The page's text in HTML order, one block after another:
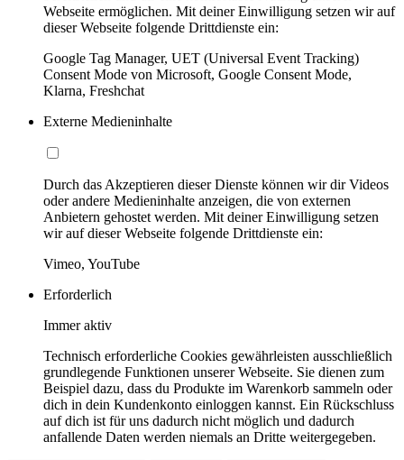
Webseite ermöglichen. Mit deiner Einwilligung setzen wir auf
dieser Webseite folgende Drittdienste ein:
Google Tag Manager, UET (Universal Event Tracking)
Consent Mode von Microsoft, Google Consent Mode,
Klarna, Freshchat
Externe Medieninhalte
Durch das Akzeptieren dieser Dienste können wir dir Videos
oder andere Medieninhalte anzeigen, die von externen
Anbietern gehostet werden. Mit deiner Einwilligung setzen
wir auf dieser Webseite folgende Drittdienste ein:
Vimeo, YouTube
Erforderlich
Immer aktiv
Technisch erforderliche Cookies gewährleisten ausschließlich
grundlegende Funktionen unserer Webseite. Sie dienen zum
Beispiel dazu, dass du Produkte im Warenkorb sammeln oder
dich in dein Kundenkonto einloggen kannst. Ein Rückschluss
auf dich ist für uns dadurch nicht möglich und dadurch
anfallende Daten werden niemals an Dritte weitergegeben.